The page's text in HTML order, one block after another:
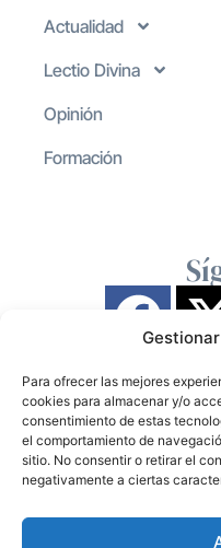
Para ofrecer las mejores
cookies para almacenar y/o
consentimiento de estas
el comportamiento de
sitio. No consentir o retirar el
negativamente a ciertas
Actualidad
Lectio Divina
Opinión
Formación